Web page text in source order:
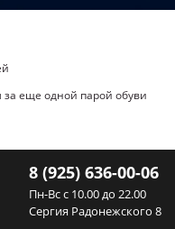
еще одной парой обуви
8 (925) 636-00-06
Пн-Вс с 10.00 до 22.00
Сергия Радонежского 8